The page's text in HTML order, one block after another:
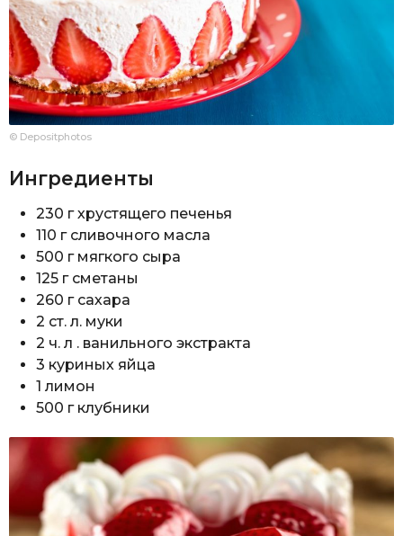
© Depositphotos
Ингредиенты
230 г хрустящего печенья
110 г сливочного масла
500 г мягкого сыра
125 г сметаны
260 г сахара
2 ст. л. муки
2 ч. л . ванильного экстракта
3 куриных яйца
1 лимон
500 г клубники